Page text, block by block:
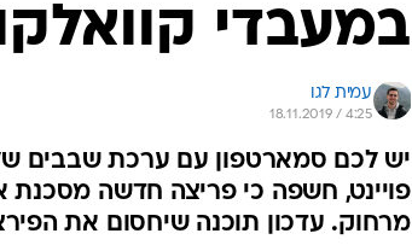
במעבדי
עמית לגו
18.11.2019 / 4:25
יש לכם סמארטפון עם ערכת שבבים
פויינט, חשפה כי פריצה חדשה
מרחוק. עדכון תוכנה שיחסום את